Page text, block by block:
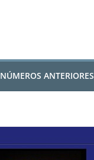
NÚMEROS ANTERIORES